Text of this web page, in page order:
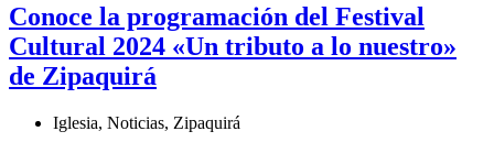
Conoce la programación del Festival
Cultural 2024 «Un tributo a lo nuestro»
de Zipaquirá
Iglesia, Noticias, Zipaquirá